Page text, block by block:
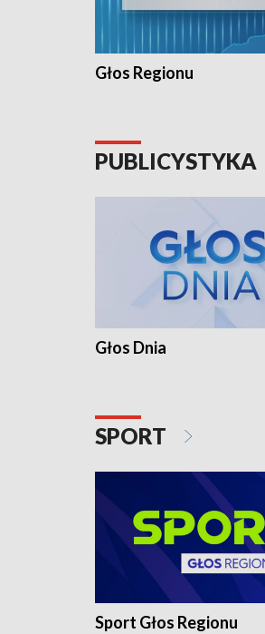
Głos Regionu
PUBLICYSTYKA
Głos Dnia
SPORT
Sport Głos Regionu